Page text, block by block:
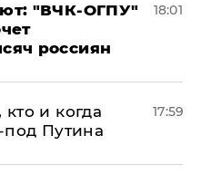
"ВЧК-ОГПУ"
россиян
18:01
и когда
под Путина
17:59